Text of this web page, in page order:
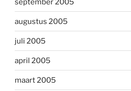
september 2005
augustus 2005
juli 2005
april 2005
maart 2005